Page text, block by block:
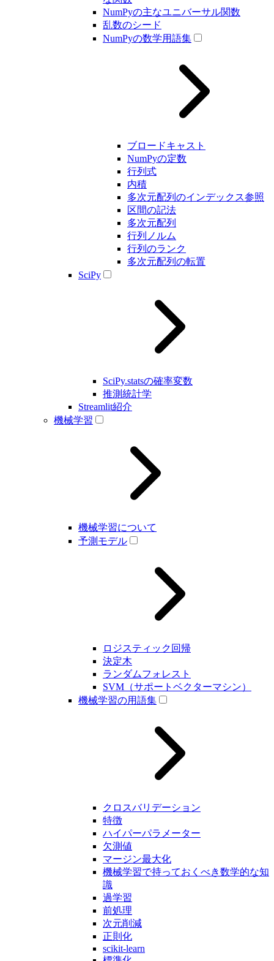
NumPyの主なユニバーサル関数
乱数のシード
NumPyの数学用語集
ブロードキャスト
NumPyの定数
行列式
内積
多次元配列のインデックス参照
区間の記法
多次元配列
行列ノルム
行列のランク
多次元配列の転置
SciPy
SciPy.statsの確率変数
推測統計学
Streamlit紹介
機械学習
機械学習について
予測モデル
ロジスティック回帰
決定木
ランダムフォレスト
SVM（サポートベクターマシン）
機械学習の用語集
クロスバリデーション
特徴
ハイパーパラメーター
欠測値
マージン最大化
機械学習で持っておくべき数学的な知
識
過学習
前処理
次元削減
正則化
scikit-learn